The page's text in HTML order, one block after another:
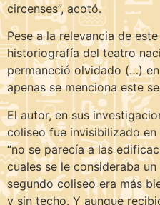
circenses”, acotó.
Pese a la relevancia de
historiografía del teatro
permaneció olvidado (…)
apenas se menciona este
El autor, en sus
coliseo fue invisibilizado
“no se parecía a las
cuales se le consideraba
segundo coliseo era más
y sin techo. Y aunque